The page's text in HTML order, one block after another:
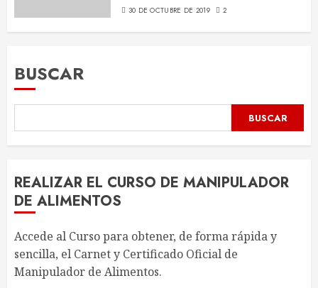
30 DE OCTUBRE DE 2019 2
BUSCAR
BUSCAR
REALIZAR EL CURSO DE MANIPULADOR
DE ALIMENTOS
Accede al Curso para obtener, de forma rápida y
sencilla, el Carnet y Certificado Oficial de
Manipulador de Alimentos.